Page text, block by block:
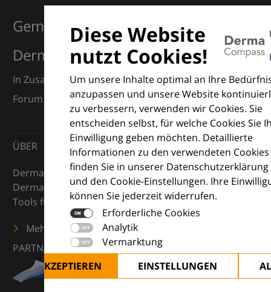
Diese Website
nutzt Cookies!
Um unsere Inhalte optimal an Ihre
anzupassen und unsere Website
zu verbessern, verwenden wir Cookies. Sie
entscheiden selbst, für welche Cookies Sie
Einwilligung geben möchten. Detaillierte
Informationen zu den verwendeten Cookies
finden Sie in unserer Datenschutzerklärung
und den Cookie-Einstellungen. Ihre
können Sie jederzeit widerrufen.
Erforderliche Cookies
Analytik
Vermarktung
ALLE AKZEPTIEREN
EINSTELLUNGEN
Gemeinsam für Exzellenz in der
Dermatologie
In Zusammenarbeit mit dem European Dermatology
Forum (EDF) und Euroderm Excellence
ÜBER
DermaCompass ist Ihr digitaler Kompass für die
Dermatologie – mit Wissen, Bildern und praktischen
Tools für den klinischen Alltag.
Mehr erfahren
PARTNER